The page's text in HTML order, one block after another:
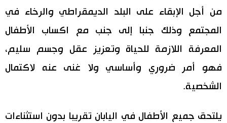
لايف ستايل
طوكيو
من أجل الإبقاء على البلد الديمقراطي والرخاء في
المجتمع وذلك جنبا إلى جنب مع اكساب الأطفال
المعرفة اللازمة للحياة وتعزيز عقل وجسم سليم،
فهو أمر ضروري وأساسي ولا غنى عنه لاكتمال
الشخصية.
يلتحق جميع الأطفال في اليابان تقريبا بدون استثناءات